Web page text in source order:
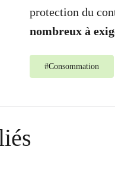
protection du
nombreux à
#Consommation